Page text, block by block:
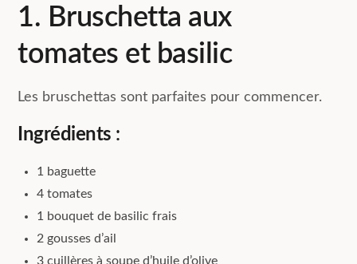
1. Bruschetta aux
tomates et basilic
Les bruschettas sont parfaites pour commencer.
Ingrédients :
1 baguette
4 tomates
1 bouquet de basilic frais
2 gousses d’ail
3 cuillères à soupe d’huile d’olive